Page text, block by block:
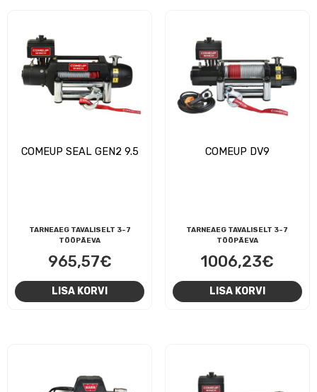
COMEUP SEAL GEN2 9.5
TARNEAEG TAVALISELT 3-7
TÖÖPÄEVA
965,57€
LISA KORVI
COMEUP DV9
TARNEAEG TAVALISELT 3-7
TÖÖPÄEVA
1006,23€
LISA KORVI